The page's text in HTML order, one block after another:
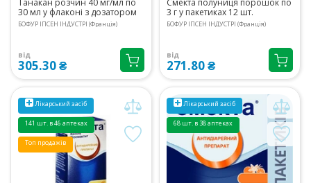
Танакан розчин 40 мг/мл по
30 мл у флаконі з дозатором
БОФУР ІПСЕН ІНДУСТРІ (Франція)
від
305.30 ₴
Смекта полуниця порошок по
3 г у пакетиках 12 шт.
БОФУР ІПСЕН ІНДУСТРІ (Франція)
від
271.80 ₴
Лікарський засіб
141 шт. в 46 аптеках
Топ продажів
Лікарський засіб
68 шт. в 38 аптеках